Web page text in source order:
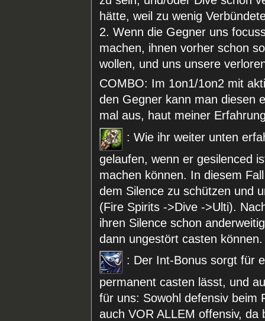
hätte, weil zu wenig
2. Wenn die Gegner uns
machen, ihnen vorher schon
wollen, und uns unsere
COMBO: Im 1on1/1on2 mit
den Gegner kann man diesen
mal aus, haut meiner
: Wie ihr weiter unten
gelaufen, wenn er gesilenced
machen können. In diesem
dem Silence zu schützen und
(Fire Spirits ->Dive ->Ulti).
ihren Silence schon
dann ungestört casten können.
: Der Int-Bonus sorgt für
permanent casten lässt, und
für uns: Sowohl defensiv beim
auch VOR ALLEM offensiv,